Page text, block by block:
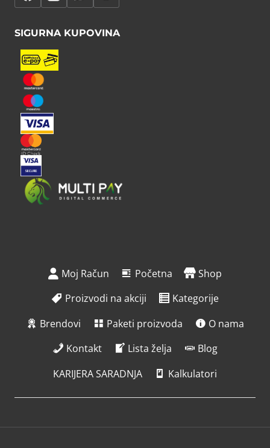
SIGURNA KUPOVINA
Moj Račun Početna
Shop
Proizvodi na akciji
Kategorije
Brendovi
Paketi proizvoda
O nama
Kontakt
Lista želja
Blog
KARIJERA SARADNJA
Kalkulatori